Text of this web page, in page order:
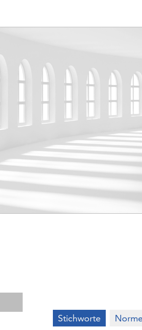
Stichworte